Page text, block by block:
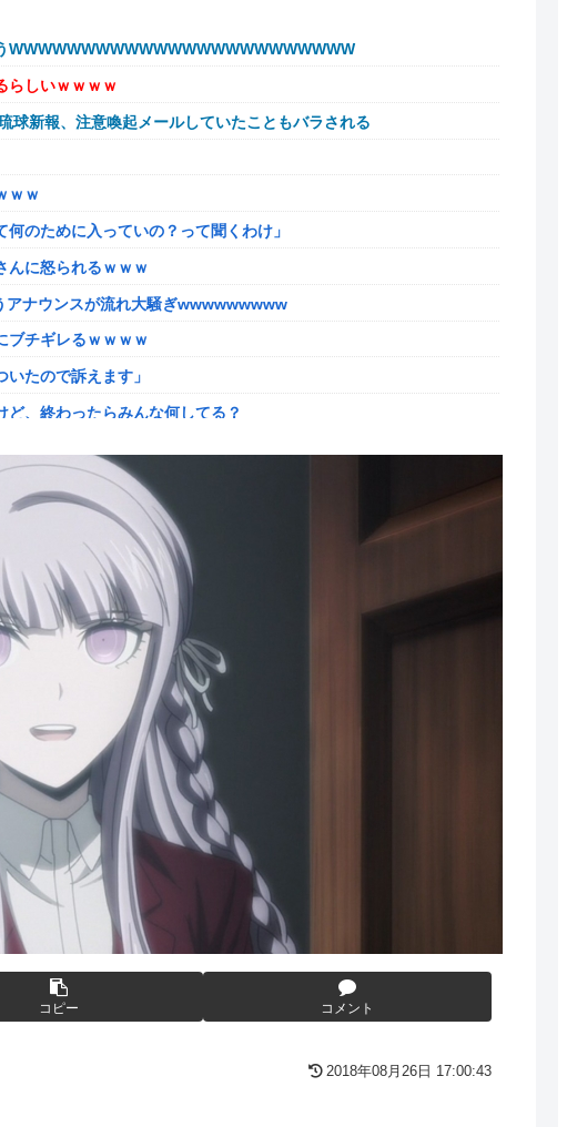
目的
言われたんやがこれワイ詰みか？？？？？？？
際に避難所にベッドが搬入されてしまった結果……
』←これ
年以降で最高に 日本人の韓国好感度は35.3％
かしい。大会の真っただ中にコンセプトが変わるほどの調整、大会
した「避難所」がこちらｗｗｗｗ
理。普通の家庭を築きたい。普通の子育てをしたい。」
わない方がいい」ﾄﾞﾝｯ！
ｗｗｗ
だった？」 第29話
」の判決→当時17歳少年に「懲役30年」の判決
にコントになってる……」と衝撃を受ける人が続出中
いの？
げてバウムクーヘン売ったりTikTokライブしてて悔しさと怒りを感
【GIF動画あり】
ていたｗｗｗｗ
ﾟДﾟ)))
ホークの方が格上だったｗｗｗ
た」全員で家族会議を開いた結果、拍子抜けするほど〇〇な展開を
らしいｗｗｗｗ
球新報、注意喚起メールしていたこともバラされる
ｗｗ
のために入っていの？って聞くわけ」
んに怒られるｗｗｗ
アナウンスが流れ大騒ぎwwwwwwwww
ブチギレるｗｗｗｗ
たので訴えます」
ど、終わったらみんな何してる？
入が正式決定 鎌田大地とチームメイトに
像どーん)
に怒られるｗｗｗ
う
れる
応してしまい大炎上ｗ
ったりTikTokライブしててムカついたから示談しなかった」←コレっ
番組が最新SNSの数十年先を行っていたと話題に
ウクライナ。
を投稿「全部が全部ありがたかったです」
コピー コメント
2018年08月26日 17:00:43